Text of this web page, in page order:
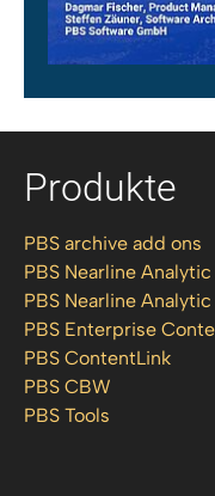
Produkte
PBS archive add ons
PBS Nearline
PBS Nearline
PBS Enterprise
PBS ContentLink
PBS CBW
PBS Tools